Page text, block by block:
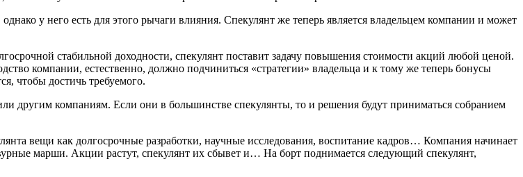
у него есть для этого рычаги влияния. Спекулянт же теперь является владельцем компании и может
стабильной доходности, спекулянт поставит задачу повышения стоимости акций любой ценой.
компании, естественно, должно подчиниться «стратегии» владельца и к тому же теперь бонусы
чтобы достичь требуемого.
другим компаниям. Если они в большинстве спекулянты, то и решения будут приниматься собранием
вещи как долгосрочные разработки, научные исследования, воспитание кадров… Компания начинает
марши. Акции растут, спекулянт их сбывет и… На борт поднимается следующий спекулянт,